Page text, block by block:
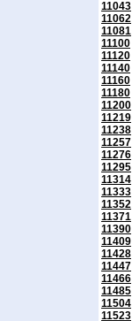
11043
11062
11081
11100
11120
11140
11160
11180
11200
11219
11238
11257
11276
11295
11314
11333
11352
11371
11390
11409
11428
11447
11466
11485
11504
11523